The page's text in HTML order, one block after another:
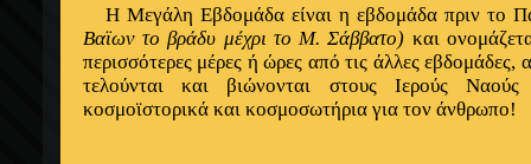
Η Μεγάλη Εβδομάδα είναι η εβδομάδα πριν το
Βαϊων το βράδυ μέχρι το Μ. Σάββατο) και
περισσότερες μέρες ή ώρες από τις άλλες εβδομάδες,
τελούνται και βιώνονται στους Ιερούς
κοσμοϊστορικά και κοσμοσωτήρια για τον άνθρωπο!